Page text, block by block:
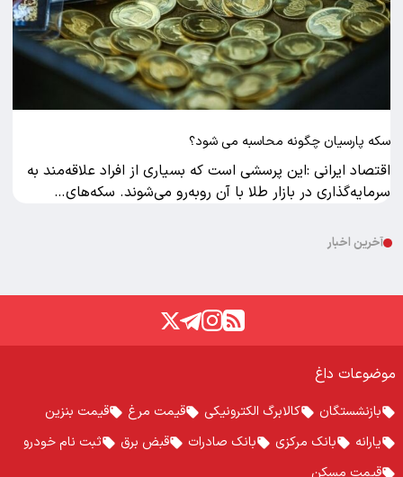
سکه پارسیان چگونه محاسبه می شود؟
اقتصاد ایرانی :این پرسشی است که بسیاری از افراد علاقه‌مند به
سرمایه‌گذاری در بازار طلا با آن روبه‌رو می‌شوند. سکه‌های…
آخرین اخبار
موضوعات داغ
بازنشستگان کالابرگ الکترونیکی قیمت مرغ
قیمت بنزین
یارانه
بانک مرکزی بانک صادرات قبض برق
ثبت نام خودرو
قیمت مسکن